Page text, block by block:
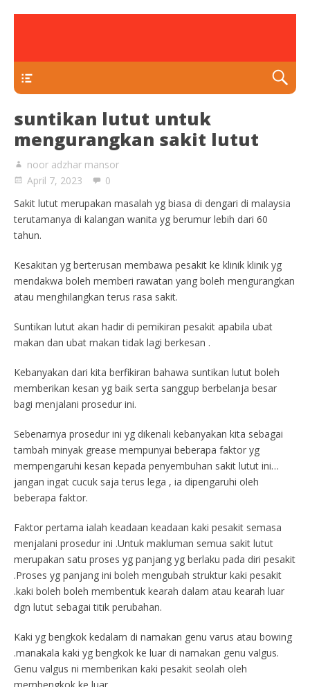
suntikan lutut untuk
mengurangkan sakit lutut
noor adzhar mansor
April 7, 2023
0
Sakit lutut merupakan masalah yg biasa di dengari di malaysia
terutamanya di kalangan wanita yg berumur lebih dari 60
tahun.
Kesakitan yg berterusan membawa pesakit ke klinik klinik yg
mendakwa boleh memberi rawatan yang boleh mengurangkan
atau menghilangkan terus rasa sakit.
Suntikan lutut akan hadir di pemikiran pesakit apabila ubat
makan dan ubat makan tidak lagi berkesan .
Kebanyakan dari kita berfikiran bahawa suntikan lutut boleh
memberikan kesan yg baik serta sanggup berbelanja besar
bagi menjalani prosedur ini.
Sebenarnya prosedur ini yg dikenali kebanyakan kita sebagai
tambah minyak grease mempunyai beberapa faktor yg
mempengaruhi kesan kepada penyembuhan sakit lutut ini…
jangan ingat cucuk saja terus lega , ia dipengaruhi oleh
beberapa faktor.
Faktor pertama ialah keadaan keadaan kaki pesakit semasa
menjalani prosedur ini .Untuk makluman semua sakit lutut
merupakan satu proses yg panjang yg berlaku pada diri pesakit
.Proses yg panjang ini boleh mengubah struktur kaki pesakit
.kaki boleh boleh membentuk kearah dalam atau kearah luar
dgn lutut sebagai titik perubahan.
Kaki yg bengkok kedalam di namakan genu varus atau bowing
.manakala kaki yg bengkok ke luar di namakan genu valgus.
Genu valgus ni memberikan kaki pesakit seolah oleh